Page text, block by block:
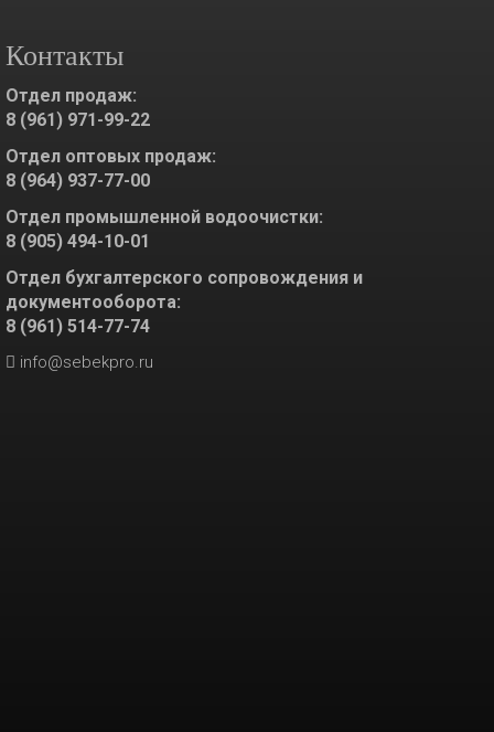
Контакты
Отдел продаж:
8 (961) 971-99-22
Отдел оптовых продаж:
8 (964) 937-77-00
Отдел промышленной водоочистки:
8 (905) 494-10-01
Отдел бухгалтерского сопровождения и
документооборота:
8 (961) 514-77-74
info@sebekpro.ru